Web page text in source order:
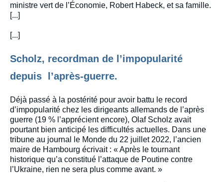
ministre vert de l’Économie, Robert Habeck, et sa famille.
[...]
[...]
Scholz, recordman de l’impopularité
depuis l’après-guerre.
Déjà passé à la postérité pour avoir battu le record
d’impopularité chez les dirigeants allemands de l’après
guerre (19 % l’apprécient encore), Olaf Scholz avait
pourtant bien anticipé les difficultés actuelles. Dans une
tribune au journal le Monde du 22 juillet 2022, l’ancien
maire de Hambourg écrivait : « Après le tournant
historique qu’a constitué l’attaque de Poutine contre
l’Ukraine, rien ne sera plus comme avant. »